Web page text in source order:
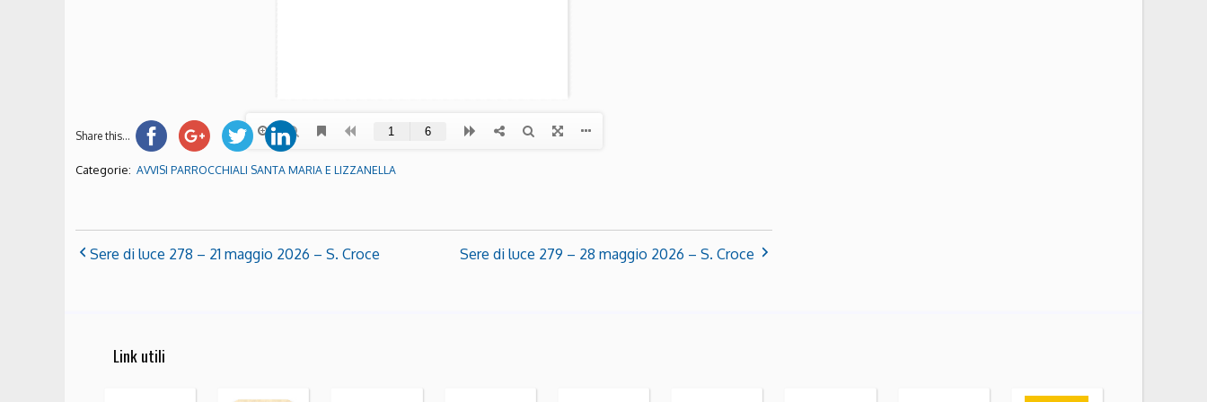
Share this...
Categorie: AVVISI PARROCCHIALI SANTA MARIA E LIZZANELLA
Sere di luce 278 – 21 maggio 2026 – S. Croce Sere di luce 279 – 28 maggio 2026 – S. Croce
Link utili